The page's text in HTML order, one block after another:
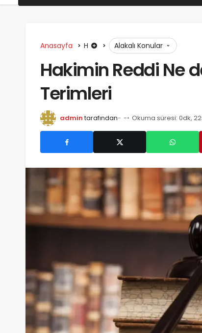
Anasayfa H Alakalı Konular
Hakimin Reddi Ne
Terimleri
admin tarafından - Okuma süresi: 0dk,